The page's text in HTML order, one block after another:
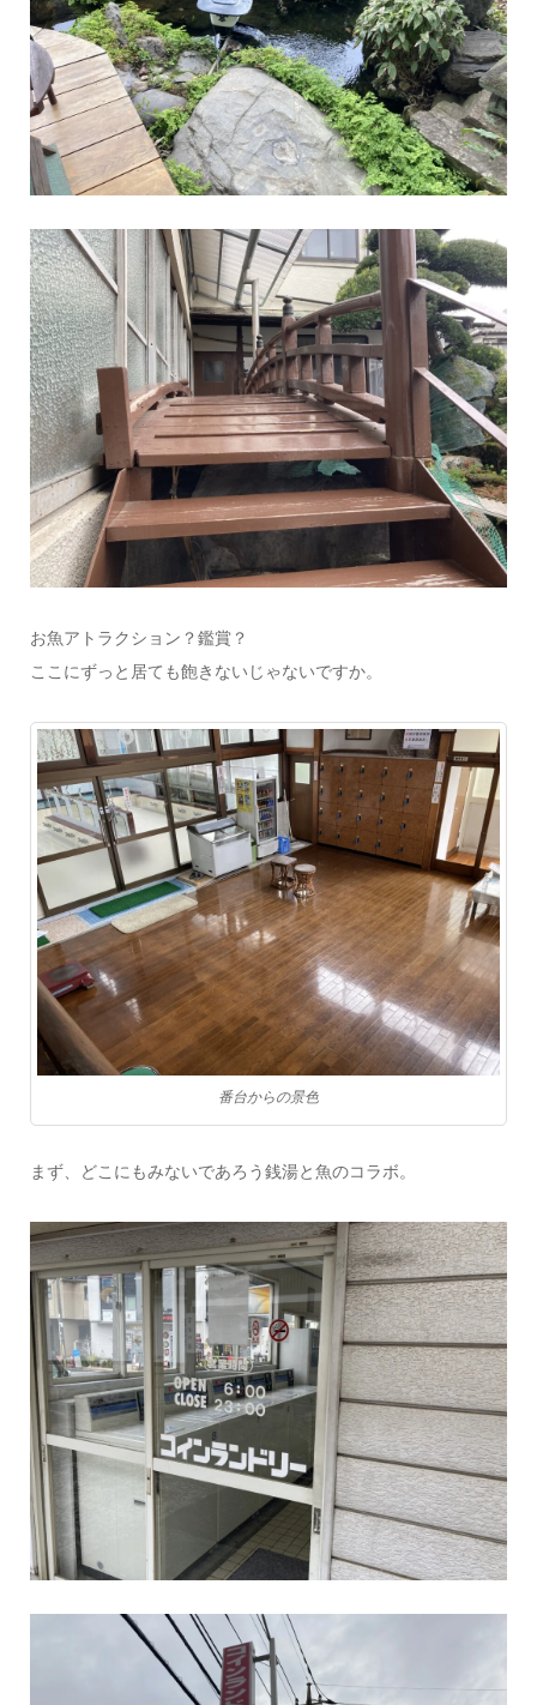
お魚アトラクション？鑑賞？
ここにずっと居ても飽きないじゃないですか。
番台からの景色
まず、どこにもみないであろう銭湯と魚のコラボ。